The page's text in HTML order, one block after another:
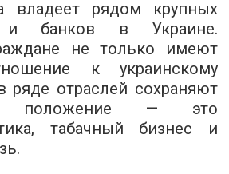
владеет рядом крупных
и банков в Украине.
не только имеют
к украинскому
ряде отраслей сохраняют
положение — это
табачный бизнес и